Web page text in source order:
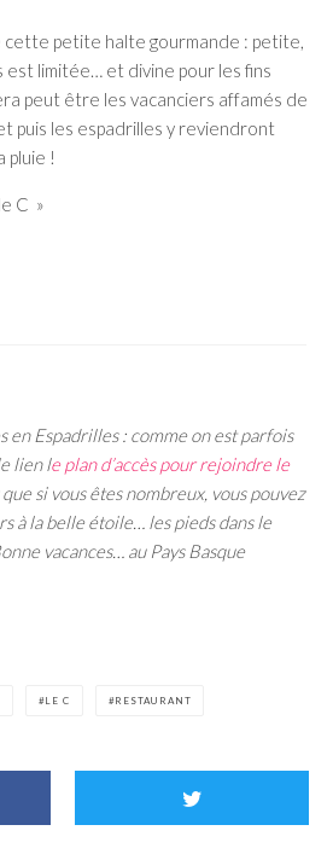
cette petite halte gourmande : petite,
est limitée… et divine pour les fins
peut être les vacanciers affamés de
puis les espadrilles y reviendront
pluie !
C »
en Espadrilles : comme on est parfois
lien le plan d’accès pour rejoindre le
si vous êtes nombreux, vous pouvez
à la belle étoile… les pieds dans le
vacances… au Pays Basque
LE C RESTAURANT